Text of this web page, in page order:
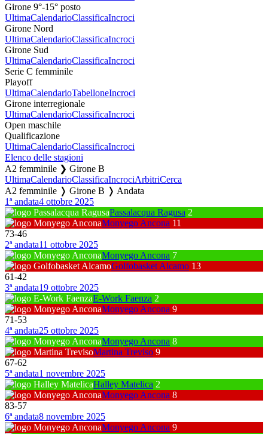
Girone 9°-15° posto
UltimaCalendarioClassificaIncroci
Girone Nord
UltimaCalendarioClassificaIncroci
Girone Sud
UltimaCalendarioClassificaIncroci
Serie C femminile
Playoff
UltimaCalendarioTabelloneIncroci
Girone interregionale
UltimaCalendarioClassificaIncroci
Open maschile
Qualificazione
UltimaCalendarioClassificaIncroci
Elenco delle stagioni
A2 femminile ❯ Girone B
UltimaCalendarioClassificaIncrociArbitriCerca
A2 femminile ❭ Girone B ❭ Andata
1ª andata4 ottobre 2025
Passalacqua Ragusa 2
Monyego Ancona 11
73-46
2ª andata11 ottobre 2025
Monyego Ancona 7
Golfobasket Alcamo 13
61-42
3ª andata19 ottobre 2025
E-Work Faenza 2
Monyego Ancona 9
71-53
4ª andata25 ottobre 2025
Monyego Ancona 8
Martina Treviso 9
67-62
5ª andata1 novembre 2025
Halley Matelica 2
Monyego Ancona 8
83-57
6ª andata8 novembre 2025
Monyego Ancona 9